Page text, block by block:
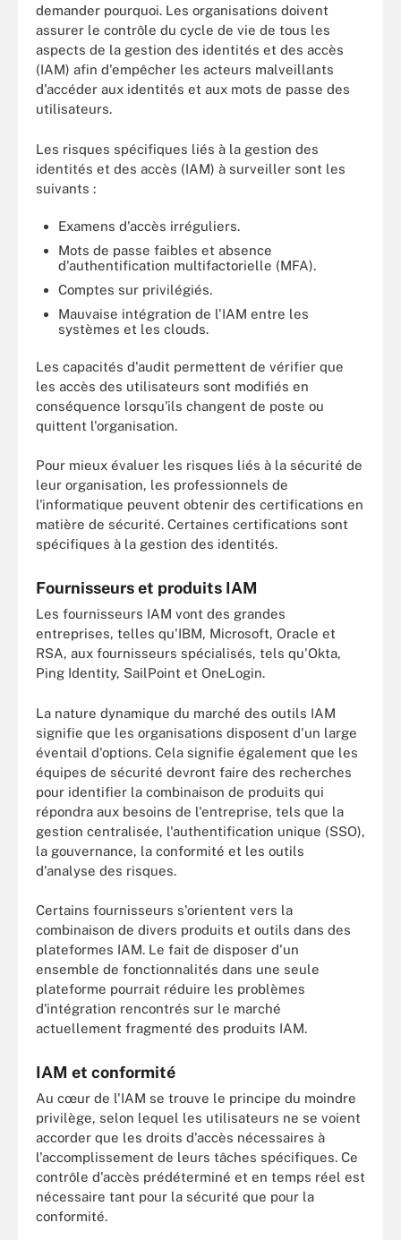
demander pourquoi. Les organisations doivent
assurer le contrôle du cycle de vie de tous les
aspects de la gestion des identités et des accès
(IAM) afin d'empêcher les acteurs malveillants
d'accéder aux identités et aux mots de passe des
utilisateurs.
Les risques spécifiques liés à la gestion des
identités et des accès (IAM) à surveiller sont les
suivants :
Examens d'accès irréguliers.
Mots de passe faibles et absence
d'authentification multifactorielle (MFA).
Comptes sur privilégiés.
Mauvaise intégration de l'IAM entre les
systèmes et les clouds.
Les capacités d'audit permettent de vérifier que
les accès des utilisateurs sont modifiés en
conséquence lorsqu'ils changent de poste ou
quittent l'organisation.
Pour mieux évaluer les risques liés à la sécurité de
leur organisation, les professionnels de
l'informatique peuvent obtenir des certifications en
matière de sécurité. Certaines certifications sont
spécifiques à la gestion des identités.
Fournisseurs et produits IAM
Les fournisseurs IAM vont des grandes
entreprises, telles qu'IBM, Microsoft, Oracle et
RSA, aux fournisseurs spécialisés, tels qu'Okta,
Ping Identity, SailPoint et OneLogin.
La nature dynamique du marché des outils IAM
signifie que les organisations disposent d'un large
éventail d'options. Cela signifie également que les
équipes de sécurité devront faire des recherches
pour identifier la combinaison de produits qui
répondra aux besoins de l'entreprise, tels que la
gestion centralisée, l'authentification unique (SSO),
la gouvernance, la conformité et les outils
d'analyse des risques.
Certains fournisseurs s'orientent vers la
combinaison de divers produits et outils dans des
plateformes IAM. Le fait de disposer d'un
ensemble de fonctionnalités dans une seule
plateforme pourrait réduire les problèmes
d'intégration rencontrés sur le marché
actuellement fragmenté des produits IAM.
IAM et conformité
Au cœur de l'IAM se trouve le principe du moindre
privilège, selon lequel les utilisateurs ne se voient
accorder que les droits d'accès nécessaires à
l'accomplissement de leurs tâches spécifiques. Ce
contrôle d'accès prédéterminé et en temps réel est
nécessaire tant pour la sécurité que pour la
conformité.